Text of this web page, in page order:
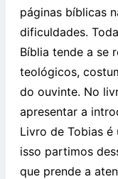
páginas bíblicas
dificuldades.
Bíblia tende a se
teológicos,
do ouvinte. No
apresentar a
Livro de Tobias é
isso partimos
que prende a